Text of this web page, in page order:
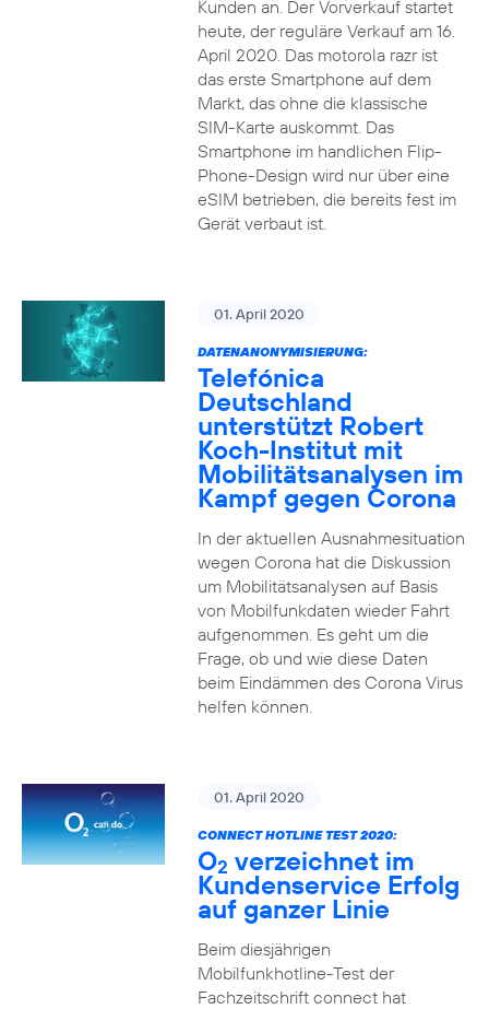
Kunden an. Der Vorverkauf startet
heute, der reguläre Verkauf am 16.
April 2020. Das motorola razr ist
das erste Smartphone auf dem
Markt, das ohne die klassische
SIM-Karte auskommt. Das
Smartphone im handlichen Flip-
Phone-Design wird nur über eine
eSIM betrieben, die bereits fest im
Gerät verbaut ist.
01. April 2020
DATENANONYMISIERUNG:
Telefónica
Deutschland
unterstützt Robert
Koch-Institut mit
Mobilitätsanalysen im
Kampf gegen Corona
In der aktuellen Ausnahmesituation
wegen Corona hat die Diskussion
um Mobilitätsanalysen auf Basis
von Mobilfunkdaten wieder Fahrt
aufgenommen. Es geht um die
Frage, ob und wie diese Daten
beim Eindämmen des Corona Virus
helfen können.
01. April 2020
CONNECT HOTLINE TEST 2020:
O2 verzeichnet im
Kundenservice Erfolg
auf ganzer Linie
Beim diesjährigen
Mobilfunkhotline-Test der
Fachzeitschrift connect hat